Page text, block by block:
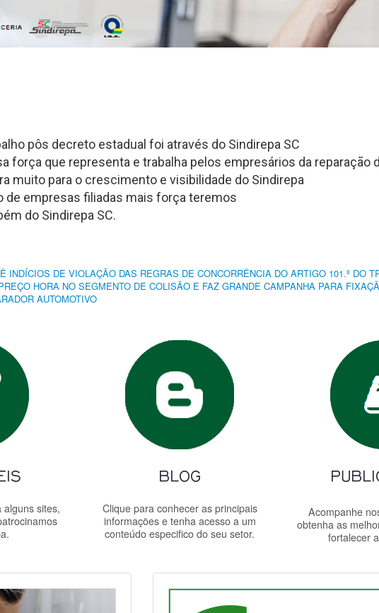
pôs decreto estadual foi através do Sindirepa SC
força que representa e trabalha pelos empresários da reparação
muito para o crescimento e visibilidade do Sindirepa
de empresas filiadas mais força teremos
do Sindirepa SC.
INDÍCIOS DE VIOLAÇÃO DAS REGRAS DE CONCORRÊNCIA DO ARTIGO 101.º DO
HORA NO SEGMENTO DE COLISÃO E FAZ GRANDE CAMPANHA PARA
AUTOMOTIVO
alguns sites,
Clique para conhecer as principais
informações e tenha acesso a um
conteúdo especifico do seu setor.
Acompanhe
obtenha as
fortalecer